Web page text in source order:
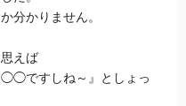
分かりません。
えば
◯◯ですしね～』としょっ